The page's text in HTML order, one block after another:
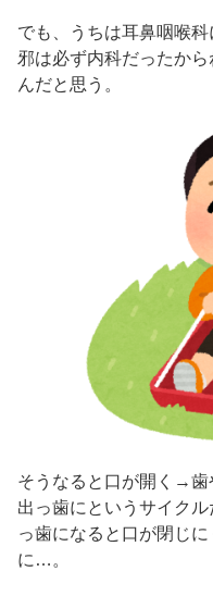
でも、うちは耳鼻咽喉
邪は必ず内科だったか
んだと思う。
そうなると口が開く→
出っ歯にというサイク
っ歯になると口が閉じ
に…。